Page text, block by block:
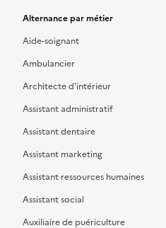
Alternance par métier
Aide-soignant
Ambulancier
Architecte d'intérieur
Assistant administratif
Assistant dentaire
Assistant marketing
Assistant ressources humaines
Assistant social
Auxiliaire de puériculture